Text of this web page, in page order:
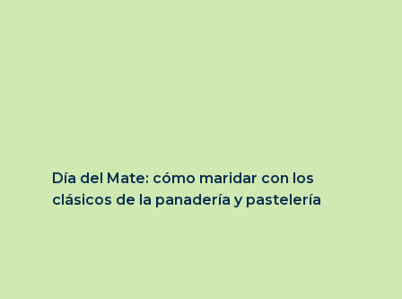
Día del Mate: cómo maridar con los
clásicos de la panadería y pastelería